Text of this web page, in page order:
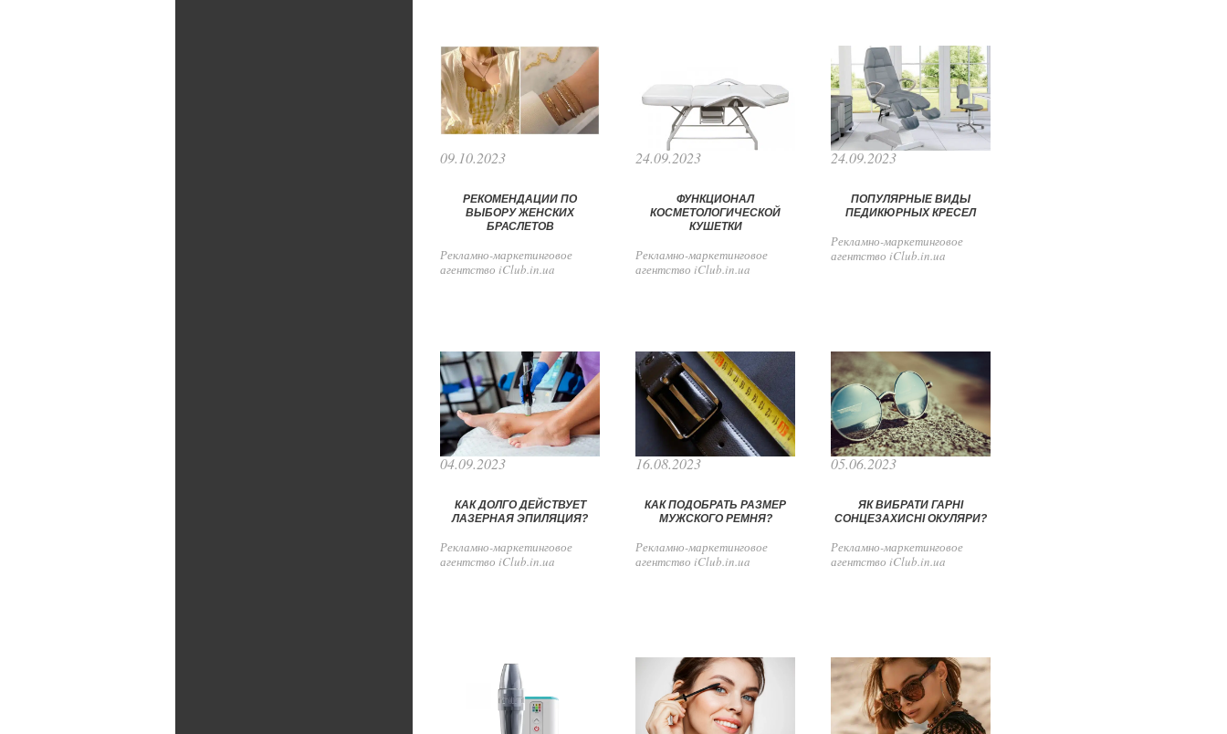
09.10.2023
РЕКОМЕНДАЦИИ ПО
ВЫБОРУ ЖЕНСКИХ
БРАСЛЕТОВ
Рекламно-маркетинговое
агентство iClub.in.ua
24.09.2023
ФУНКЦИОНАЛ
КОСМЕТОЛОГИЧЕСКОЙ
КУШЕТКИ
Рекламно-маркетинговое
агентство iClub.in.ua
24.09.2023
ПОПУЛЯРНЫЕ ВИДЫ
ПЕДИКЮРНЫХ КРЕСЕЛ
Рекламно-маркетинговое
агентство iClub.in.ua
04.09.2023
КАК ДОЛГО ДЕЙСТВУЕТ
ЛАЗЕРНАЯ ЭПИЛЯЦИЯ?
Рекламно-маркетинговое
агентство iClub.in.ua
16.08.2023
КАК ПОДОБРАТЬ РАЗМЕР
МУЖСКОГО РЕМНЯ?
Рекламно-маркетинговое
агентство iClub.in.ua
05.06.2023
ЯК ВИБРАТИ ГАРНІ
СОНЦЕЗАХИСНІ ОКУЛЯРИ?
Рекламно-маркетинговое
агентство iClub.in.ua